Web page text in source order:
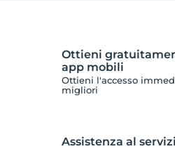
Ottieni
app mobili
Ottieni l'accesso
migliori
Assistenza al